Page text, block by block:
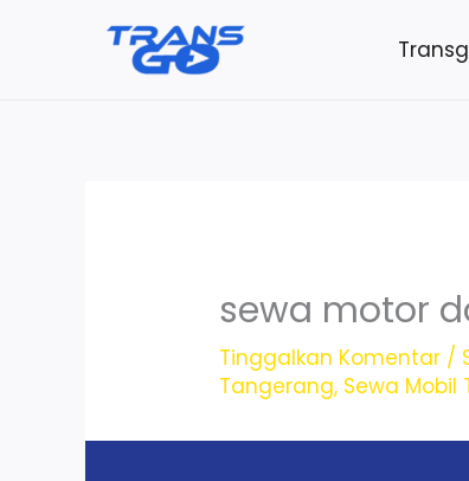
sewa motor
Tinggalkan Komentar /
Tangerang, Sewa Mobil